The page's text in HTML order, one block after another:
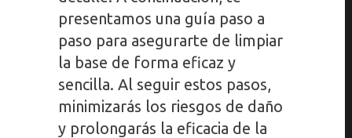
presentamos una guía paso a
paso para asegurarte de limpiar
la base de forma eficaz y
sencilla. Al seguir estos pasos,
minimizarás los riesgos de daño
y prolongarás la eficacia de la